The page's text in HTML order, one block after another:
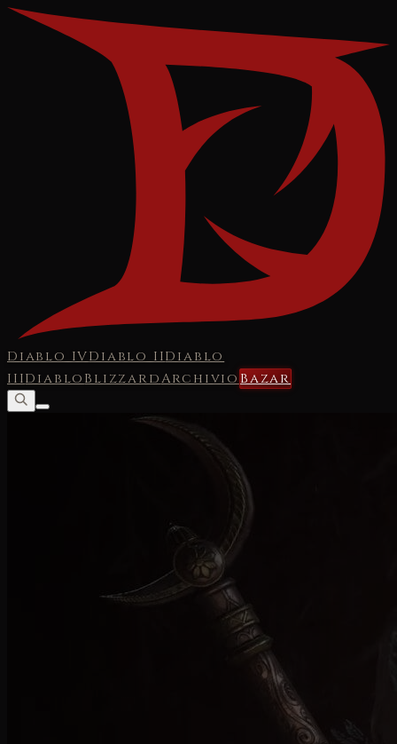
Diablo IVDiablo IIDiablo
IIIDiabloBlizzardArchivioBazar